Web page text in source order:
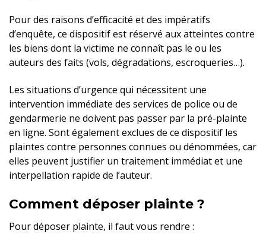
Pour des raisons d’efficacité et des impératifs
d’enquête, ce dispositif est réservé aux atteintes contre
les biens dont la victime ne connaît pas le ou les
auteurs des faits (vols, dégradations, escroqueries…).
Les situations d’urgence qui nécessitent une
intervention immédiate des services de police ou de
gendarmerie ne doivent pas passer par la pré-plainte
en ligne. Sont également exclues de ce dispositif les
plaintes contre personnes connues ou dénommées, car
elles peuvent justifier un traitement immédiat et une
interpellation rapide de l’auteur.
Comment déposer plainte ?
Pour déposer plainte, il faut vous rendre :